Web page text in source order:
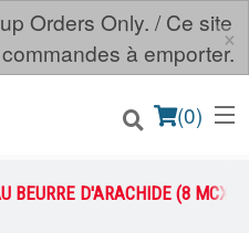
Orders Only. / Ce site
à emporter.
×
(0)
BEURRE D'ARACHIDE (8 MCX)